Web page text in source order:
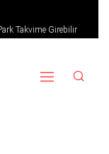
Takvime Girebilir